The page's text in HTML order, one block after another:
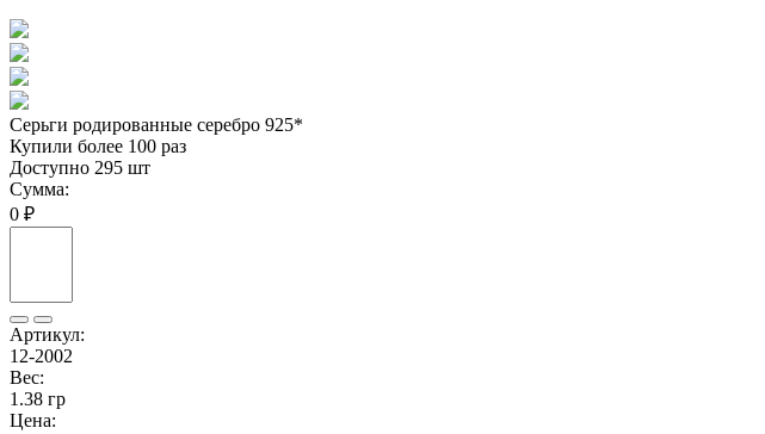
Серьги родированные серебро 925*
Купили более 100 раз
Доступно 295 шт
Сумма:
0 ₽
Артикул:
12-2002
Вес:
1.38 гр
Цена: